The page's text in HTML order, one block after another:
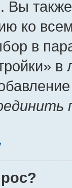
Вы
ко
в